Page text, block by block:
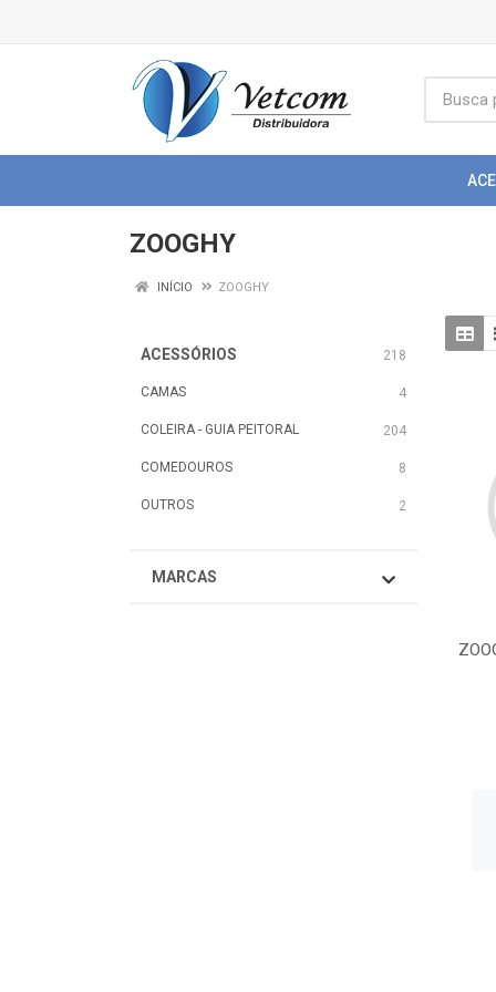
ZOOGHY
INÍCIO ZOOGHY
ACESSÓRIOS 218
CAMAS 4
COLEIRA - GUIA PEITORAL 204
COMEDOUROS 8
OUTROS 2
MARCAS